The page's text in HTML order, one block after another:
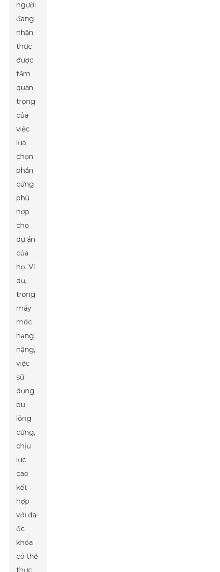
người
đang
nhận
thức
được
tầm
quan
trọng
của
việc
lựa
chọn
phần
cứng
phù
hợp
cho
dự án
của
họ. Ví
dụ,
trong
máy
móc
hạng
nặng,
việc
sử
dụng
bu
lông
cứng,
chịu
lực
cao
kết
hợp
với đai
ốc
khóa
có thể
thực